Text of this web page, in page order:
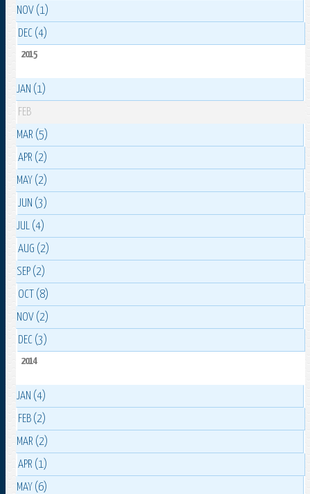
NOV (1)
DEC (4)
2015
JAN (1)
FEB
MAR (5)
APR (2)
MAY (2)
JUN (3)
JUL (4)
AUG (2)
SEP (2)
OCT (8)
NOV (2)
DEC (3)
2014
JAN (4)
FEB (2)
MAR (2)
APR (1)
MAY (6)